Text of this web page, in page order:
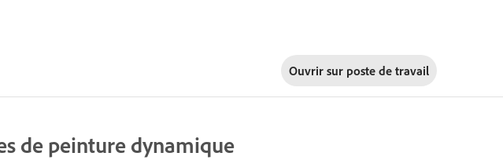
Ouvrir sur poste de travail
de peinture dynamique